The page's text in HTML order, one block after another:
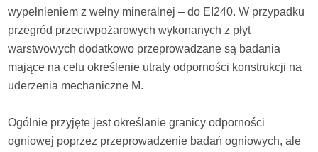
wypełnieniem z wełny mineralnej – do EI240. W przypadku
przegród przeciwpożarowych wykonanych z płyt
warstwowych dodatkowo przeprowadzane są badania
mające na celu określenie utraty odporności konstrukcji na
uderzenia mechaniczne M.
Ogólnie przyjęte jest określanie granicy odporności
ogniowej poprzez przeprowadzenie badań ogniowych, ale